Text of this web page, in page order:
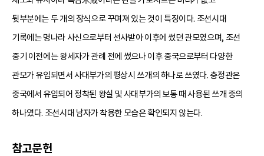
뒷부분에는 두 개의 장식으로 꾸며져 있는 것이 특징이다. 조선시대
기록에는 명나라 사신으로부터 선사받아 이후에 썼던 관모였으며, 조선
중기 이전에는 왕세자가 관례 전에 썼으나 이후 중국으로부터 다양한
관모가 유입되면서 사대부가의 평상시 쓰개의 하나로 쓰였다. 충정관은
중국에서 유입되어 정착된 왕실 및 사대부가의 보통 때 사용된 쓰개 중의
하나였다. 조선시대 남자가 착용한 모습은 확인되지 않는다.
참고문헌